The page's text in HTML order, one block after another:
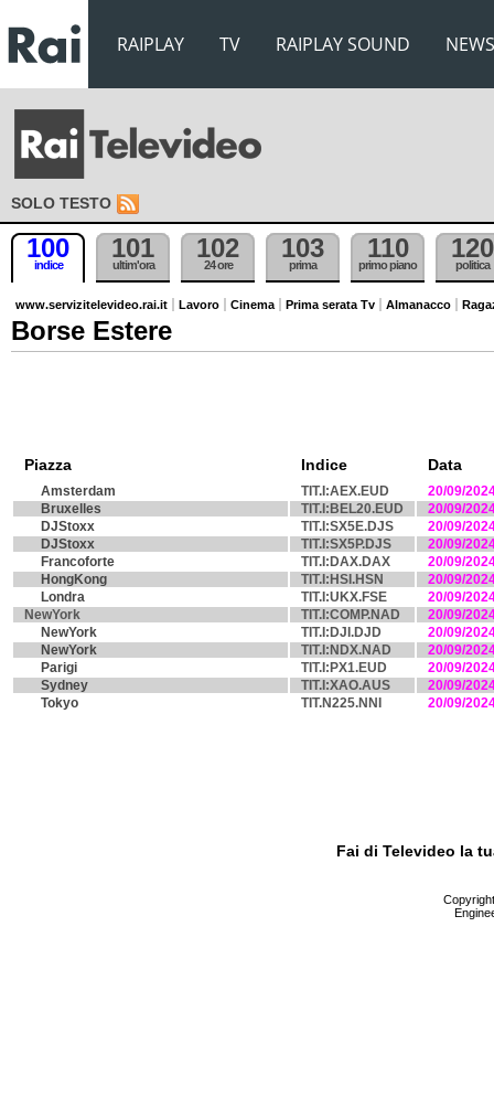
RAIPLAY TV RAIPLAY SOUND NEWS
SOLO TESTO
100
indice
101
ultim'ora
102
24 ore
103
prima
110
primo piano
120
politica
www.servizitelevideo.rai.it Lavoro Cinema Prima serata Tv Almanacco
Borse Estere
Piazza Indice Data
Amsterdam TIT.I:AEX.EUD
20/09/
Bruxelles
TIT.I:BEL20.EUD
20/09/
DJStoxx
TIT.I:SX5E.DJS
20/09/
DJStoxx
TIT.I:SX5P.DJS
20/09/
Francoforte
TIT.I:DAX.DAX
20/09/
HongKong
TIT.I:HSI.HSN
20/09/
Londra
TIT.I:UKX.FSE
20/09/
NewYork
TIT.I:COMP.NAD
20/09/
NewYork
TIT.I:DJI.DJD
20/09/
NewYork
TIT.I:NDX.NAD
20/09/
Parigi
TIT.I:PX1.EUD
20/09/
Sydney
TIT.I:XAO.AUS
20/09/
Tokyo
TIT.N225.NNI 20/09/
Fai di Televideo la